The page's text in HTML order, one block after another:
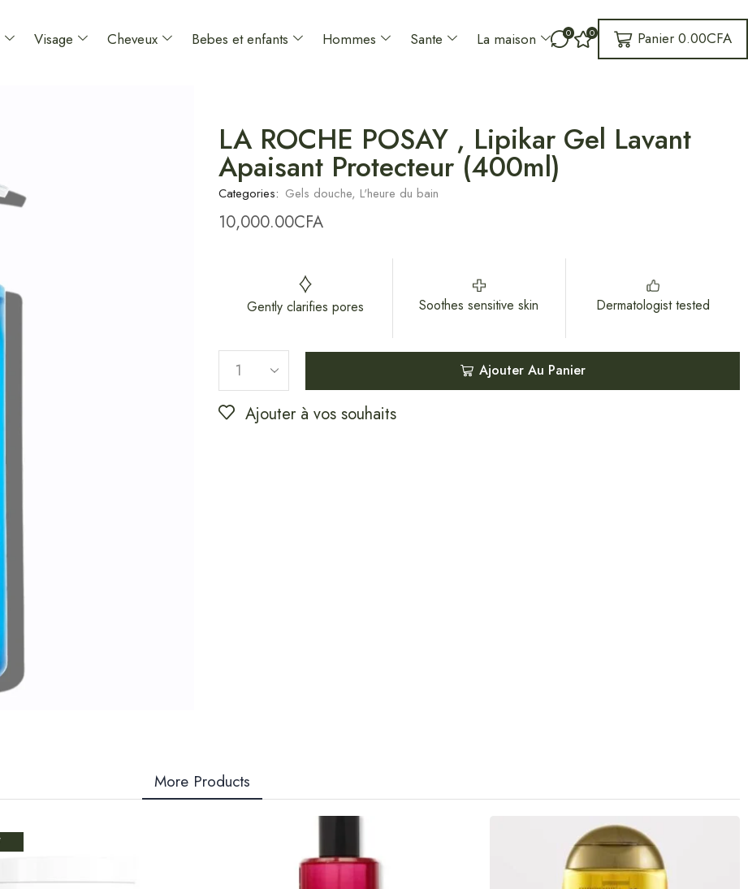
Visage Cheveux Bebes et enfants Hommes Sante La maison 0 0 Panier 0.00CFA
LA ROCHE POSAY , Lipikar Gel Lavant
Apaisant Protecteur (400ml)
Categories: Gels douche, L'heure du bain
10,000.00CFA
Gently clarifies pores Soothes sensitive skin Dermatologist tested
Ajouter Au Panier
Ajouter à vos souhaits
More Products